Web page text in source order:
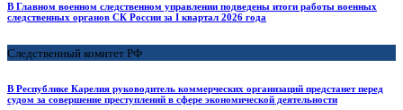
В Главном военном следственном управлении подведены итоги работы военных
следственных органов СК России за I квартал 2026 года
Следственный комитет РФ
В Республике Карелия руководитель коммерческих организаций предстанет перед
судом за совершение преступлений в сфере экономической деятельности